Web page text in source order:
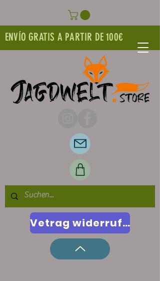
ENVÍO GRATIS A PARTIR DE 100€
Vetrag widerrufen